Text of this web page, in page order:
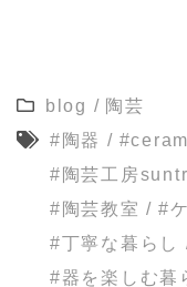
blog / 陶芸
#陶器 /
#陶芸工房
#陶芸教室 / #
#丁寧な暮らし
#器を楽しむ暮